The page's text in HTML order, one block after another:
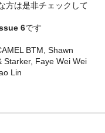
方は是非チェックして
6です
BTM, Shawn
Starker, Faye Wei Wei
Lin